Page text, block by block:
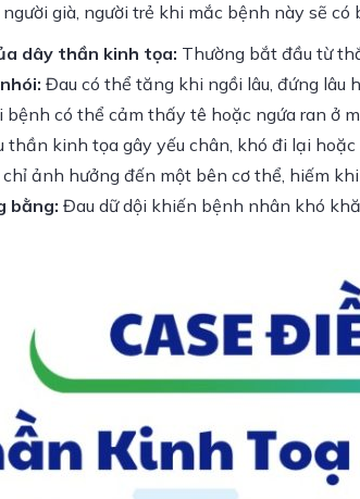
già, người trẻ khi mắc bệnh này sẽ có
dây thần kinh tọa: Thường bắt đầu từ
Đau có thể tăng khi ngồi lâu, đứng lâu
bệnh có thể cảm thấy tê hoặc ngứa ran ở
thần kinh tọa gây yếu chân, khó đi lại hoặc
ảnh hưởng đến một bên cơ thể, hiếm
bằng: Đau dữ dội khiến bệnh nhân khó